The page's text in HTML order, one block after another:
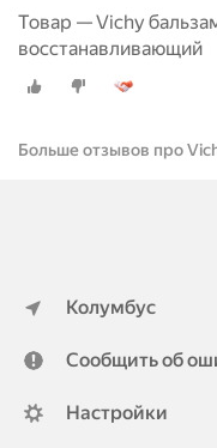
Товар — Vichy
восстанавливающий
Больше отзывов про
Колумбус
Сообщить об
Настройки